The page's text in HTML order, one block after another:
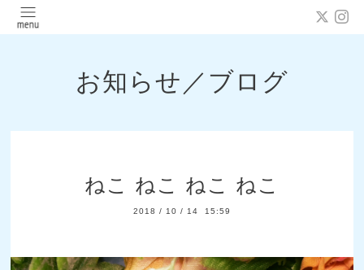
お知らせ／ブログ
ねこ ねこ ねこ ねこ
2018 / 10 / 14 15:59